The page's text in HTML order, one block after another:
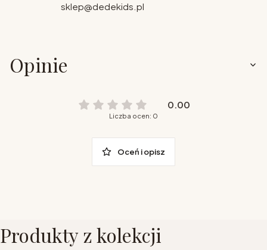
sklep@dedekids.pl
Opinie
0.00
Liczba ocen: 0
Oceń i opisz
Produkty z kolekcji